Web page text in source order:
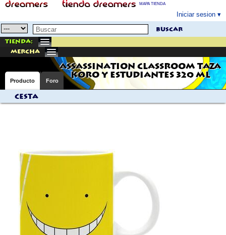
MAPA TIENDA
Iniciar sesion
buscar
Tienda:
mercha
ASSASSINATION CLASSROOM TAZA
KORO Y ESTUDIANTES 320 ML
Producto Foro
Cesta